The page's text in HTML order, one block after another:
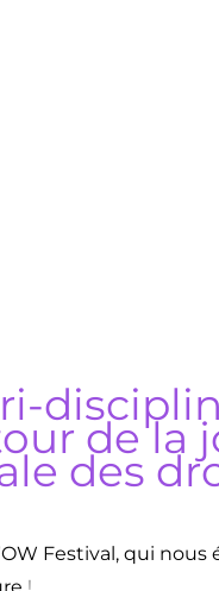
de la
des
Festival, qui